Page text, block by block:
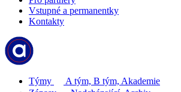
Vstupné a permanentky
Kontakty
Týmy
A tým, B tým, Akademie